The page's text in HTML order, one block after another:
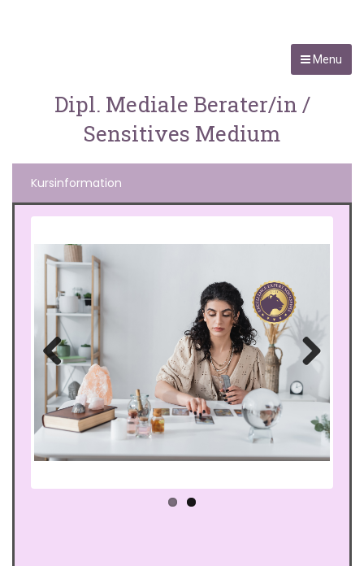
Menu
Dipl. Mediale Berater/in /
Sensitives Medium
Kursinformation
Previo
us
Next